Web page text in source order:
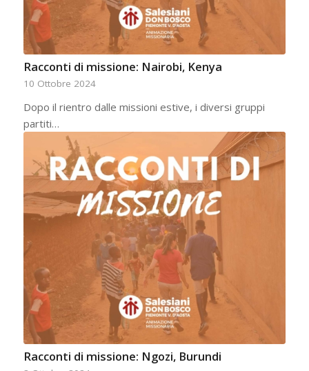
Racconti di missione: Nairobi, Kenya
10 Ottobre 2024
Dopo il rientro dalle missioni estive, i diversi gruppi
partiti…
Racconti di missione: Ngozi, Burundi